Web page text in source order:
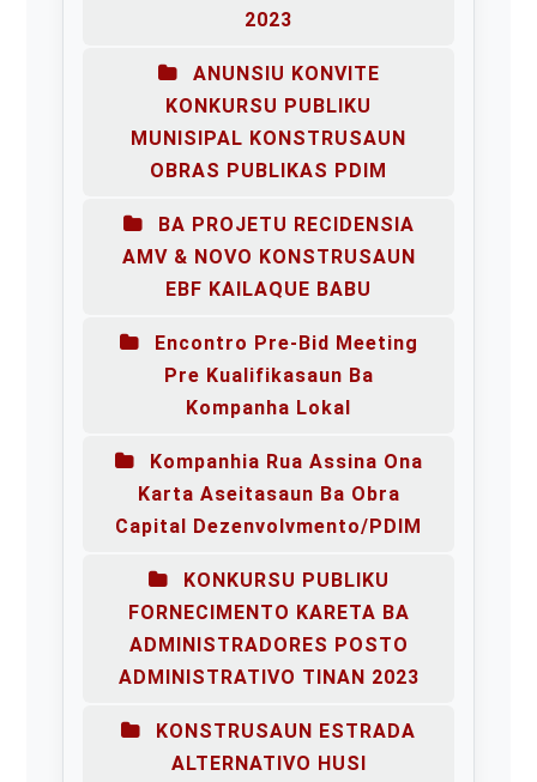
2023
ANUNSIU KONVITE
KONKURSU PUBLIKU
MUNISIPAL KONSTRUSAUN
OBRAS PUBLIKAS PDIM
BA PROJETU RECIDENSIA
AMV & NOVO KONSTRUSAUN
EBF KAILAQUE BABU
Encontro Pre-Bid Meeting
Pre Kualifikasaun Ba
Kompanha Lokal
Kompanhia Rua Assina Ona
Karta Aseitasaun Ba Obra
Capital Dezenvolvmento/PDIM
KONKURSU PUBLIKU
FORNECIMENTO KARETA BA
ADMINISTRADORES POSTO
ADMINISTRATIVO TINAN 2023
KONSTRUSAUN ESTRADA
ALTERNATIVO HUSI